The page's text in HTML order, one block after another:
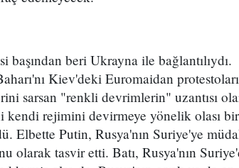
başından beri Ukrayna ile bağlantılıydı.
Kiev'deki Euromaidan
sarsan "renkli devrimlerin" uzantısı
kendi rejimini devirmeye yönelik olası bir
Elbette Putin, Rusya'nın Suriye'ye
olarak tasvir etti. Batı, Rusya'nın